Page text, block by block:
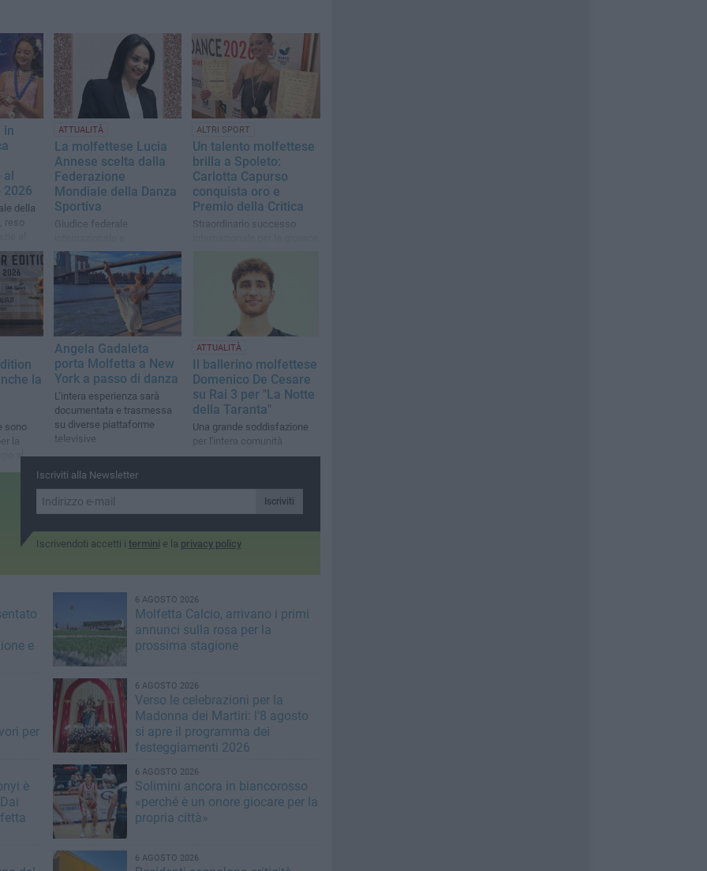
in
al
2026
della
reso
suoi
ATTUALITÀ
La molfettese Lucia
Annese scelta dalla
Federazione
Mondiale della Danza
Sportiva
Giudice federale
ambasciatrice della
Commissione Equality,
Diversity & Inclusion della
ALTRI SPORT
Un talento molfettese
brilla a Spoleto:
Carlotta Capurso
conquista oro e
Premio della Critica
Straordinario successo
un percorso impeccabile
la
sono
la
al
Roma
Angela Gadaleta
porta Molfetta a New
York a passo di danza
L’intera esperienza sarà
documentata e trasmessa
su diverse piattaforme
televisive
ATTUALITÀ
Il ballerino molfettese
Domenico De Cesare
su Rai 3 per "La Notte
della Taranta"
Una grande soddisfazione
per l'intera comunità
Iscriviti alla Newsletter
Iscriviti
Iscrivendoti accetti i termini e la privacy policy
e
6 AGOSTO 2026
Molfetta Calcio, arrivano i primi
annunci sulla rosa per la
prossima stagione
per
6 AGOSTO 2026
Verso le celebrazioni per la
Madonna dei Martiri: l’8 agosto
si apre il programma dei
festeggiamenti 2026
è
6 AGOSTO 2026
Solimini ancora in biancorosso
«perché è un onore giocare per la
propria città»
6 AGOSTO 2026